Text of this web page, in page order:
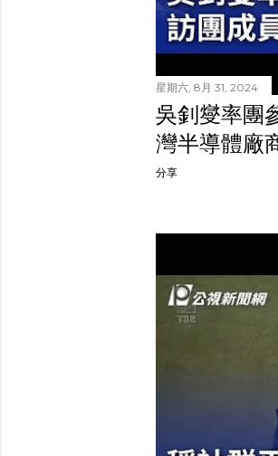
星期六, 8月 31, 2024
吳釗燮率團
灣半導體廠
分享